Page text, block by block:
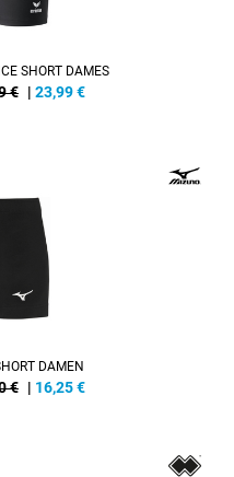
SHORT DAMES
€ | 23,99€
DAMEN
€ | 16,25€